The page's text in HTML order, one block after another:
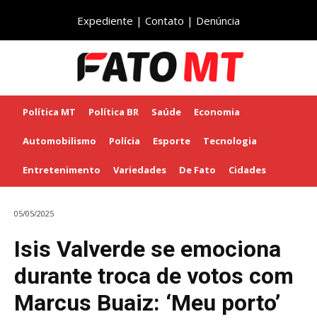
Expediente | Contato | Denúncia
Política MT Política BR Saúde Economia
Automobilismo Polícia Esporte Tecnologia
Entretenimento Variedades De Fato Cidades
05/05/2025
Isis Valverde se emociona
durante troca de votos com
Marcus Buaiz: ‘Meu porto’